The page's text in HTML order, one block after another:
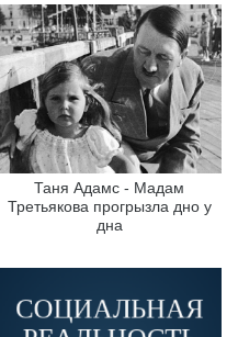
Таня Адамс - Мадам
Третьякова прогрызла дно у
дна